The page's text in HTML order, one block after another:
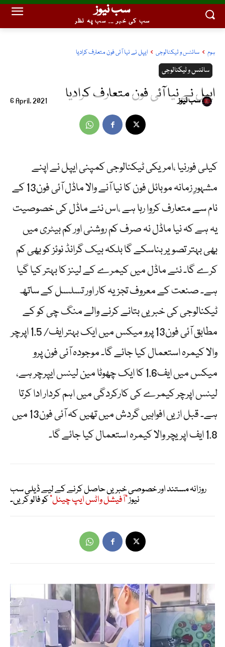
سب نیوز
سب کی خبر ... سب پہ نظر
ہوم سائنس و ٹیکنالوجی ایپل نے نیا آئی فون متعارف کرادیا
سائنس و ٹیکنالوجی
ایپل نے نیا آئی فون متعارف کرادیا 6 April, 2021 سب نیوز
کیلی فورنیا ،امریکی ٹیکنالوجی کمپنی ایپل نے اپنے
مشہورِ زمانہ موبائل فون کا نیا آنے والا ماڈل آئی فون13 کے
نام سے متعارف کروا رہا ہے ،اس نئے ماڈل کی خصوصیت
یہ ہے کہ نیا ماڈل نہ صرف کم روشنی اور کم بیٹری میں
بھی بہتر تصویر بناسکے گا بلکہ بیک گرانڈ نوئز کو بھی کم
کرے گا۔ نئے ماڈل میں کیمرے کے لینز کا بہتر کیا گیا
ہے۔ صنعت کے معروف تجزیہ کار اور تسلسل کے ساتھ
ٹیکنالوجی کی خبریں بتانے کرنے والے منگ چی کو کے
مطابق آئی فون13 پرو میکس میں ایک بہتر ایف/ 1.5 اپرچر
والا کیمرہ استعمال کیا جائے گا۔ موجودہ آئی فون پرو
میکس میں ایف1.6 کا ایک چھوٹا مین لینس ایپرچر ہے،
لینس اپرچر کیمرے کی کارکردگی میں اہم کردار ادا کرتا
ہے۔ قبل ازیں افواہیں گردش میں تھیں کہ آئی فون13 میں
1.8 ایف اپریچر والا کیمرہ استعمال کیا جائے گا۔
روزانہ مستند اور خصوصی خبریں حاصل کرنے کے لیے ڈیلی سب
نیوز"آفیشل واٹس ایپ چینل"کو فالو کریں۔